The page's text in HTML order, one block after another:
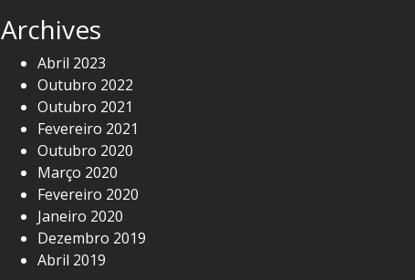
Archives
Abril 2023
Outubro 2022
Outubro 2021
Fevereiro 2021
Outubro 2020
Março 2020
Fevereiro 2020
Janeiro 2020
Dezembro 2019
Abril 2019